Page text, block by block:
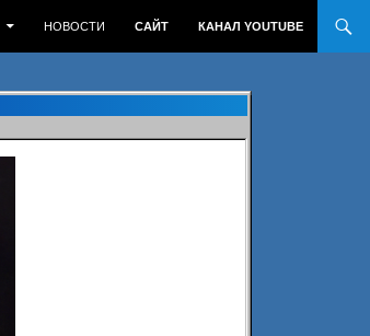
НОВОСТИ САЙТ КАНАЛ YOUTUBE